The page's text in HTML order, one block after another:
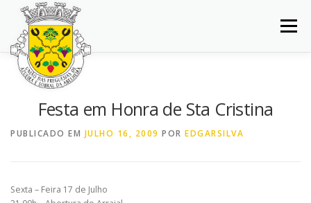
Saltar
conteúdo
Menu
INÍCIO JUNTA DE FREGUESIA
BALCÃO VIRTUAL NOTÍCIAS MAPA
Festa em Honra de Sta Cristina
PUBLICADO EM JULHO 16, 2009 POR EDGARSILVA
Sexta – Feira 17 de Julho